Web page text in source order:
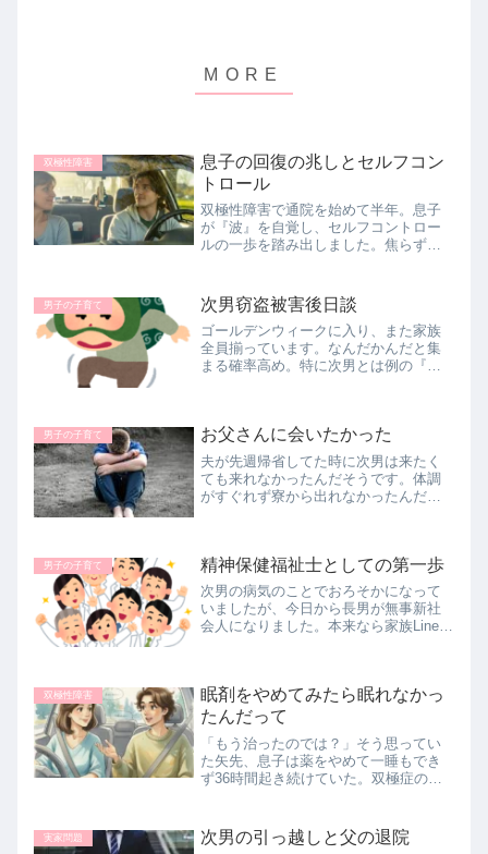
双極性障害
息子の回復の兆しとセルフコン
トロール
双極性障害で通院を始めて半年。息子
が『波』を自覚し、セルフコントロー
ルの一歩を踏み出しました。焦らず少
男子の子育て 次男窃盗被害後日談
ゴールデンウィークに入り、また家族
全員揃っています。なんだかんだと集
まる確率高め。特に次男とは例の『財
はいちおう解決しました。まったく不
本...
男子の子育て お父さんに会いたかった
夫が先週帰省してた時に次男は来たく
ても来れなかったんだそうです。体調
がすぐれず寮から出れなかったんだっ
く・・・さて、次男から聞いた衝撃の
内容につ...
男子の子育て 精神保健福祉士としての第一歩
次男の病気のことでおろそかになって
いましたが、今日から長男が無事新社
会人になりました。本来なら家族Lineで
かられてしまう😥去年１年...
双極性障害
眠剤をやめてみたら眠れなかっ
たんだって
「もう治ったのでは？」そう思ってい
た矢先、息子は薬をやめて一睡もでき
ず36時間起き続けていた。双極症のリ
実家問題 次男の引っ越しと父の退院